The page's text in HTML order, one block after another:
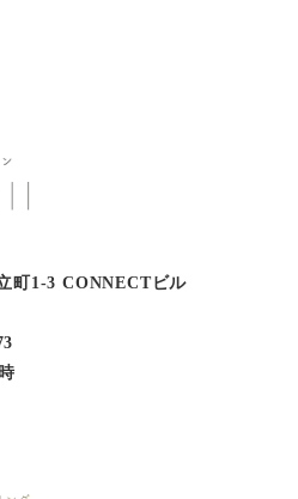
町1-3 CONNECTビル